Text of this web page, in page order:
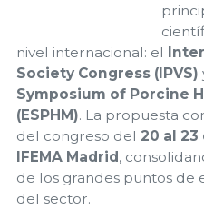
nivel internacional: el
Society Congress (IPVS)
Symposium of Porcine
(ESPHM). La propuesta
del congreso del 20 al
IFEMA Madrid ,
de los grandes puntos de
del sector.